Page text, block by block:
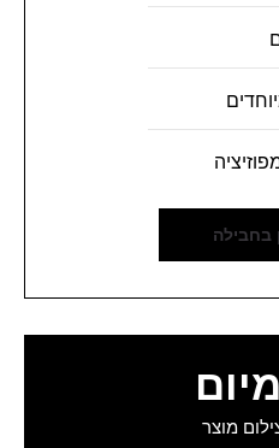
בחבילה
מוצר